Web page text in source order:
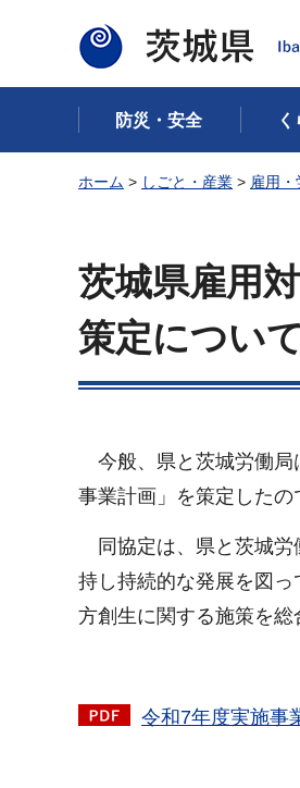
茨城県
防災・安全
ホーム > しごと・産業 > 雇用・
茨城県雇用
策定について
今般、県と茨城労働局
事業計画」を策定したの
同協定は、県と茨城労
持し持続的な発展を図
方創生に関する施策を総
令和7年度実施事